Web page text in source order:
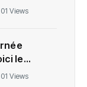
01 Views
le
01 Views